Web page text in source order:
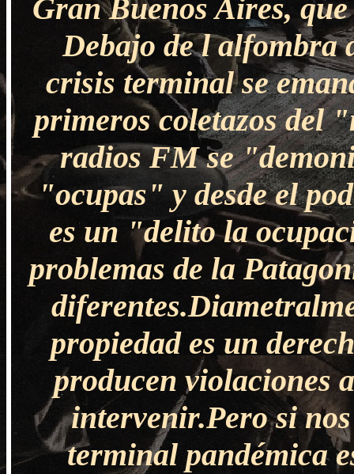
Gran Buenos Aires,
Debajo de l alfombra
crisis terminal se
primeros coletazos del
radios FM se
"ocupas" y desde el
es un "delito la
problemas de la
propiedad es un
producen violaciones
intervenir.Pero si
terminal pandémica